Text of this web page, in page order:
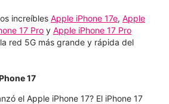
increíbles Apple iPhone 17e, Apple
17 Pro y Apple iPhone 17 Pro
red 5G más grande y rápida del
17
el Apple iPhone 17? El iPhone 17